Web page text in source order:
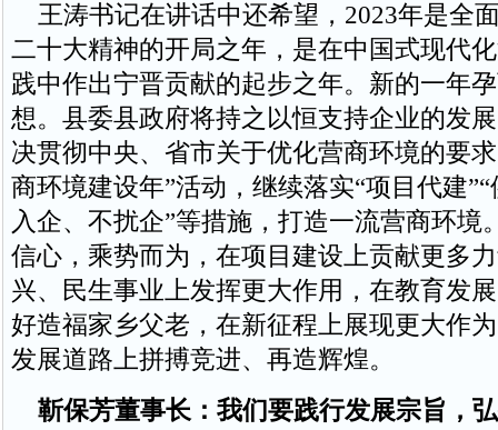
王涛书记在讲话中还希望，2023年是全
二十大精神的开局之年，是在中国式现代
践中作出宁晋贡献的起步之年。新的一年
想。县委县政府将持之以恒支持企业的发
决贯彻中央、省市关于优化营商环境的要
商环境建设年”活动，继续落实“项目代建”“
入企、不扰企”等措施，打造一流营商环境
信心，乘势而为，在项目建设上贡献更多
兴、民生事业上发挥更大作用，在教育发
好造福家乡父老，在新征程上展现更大作
发展道路上拼搏竞进、再造辉煌。
靳保芳董事长：我们要践行发展宗旨，